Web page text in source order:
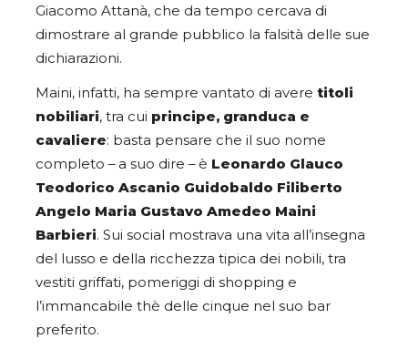
Giacomo Attanà, che da tempo cercava di
dimostrare al grande pubblico la falsità delle sue
dichiarazioni.
Maini, infatti, ha sempre vantato di avere titoli
nobiliari, tra cui principe, granduca e
cavaliere: basta pensare che il suo nome
completo – a suo dire – è Leonardo Glauco
Teodorico Ascanio Guidobaldo Filiberto
Angelo Maria Gustavo Amedeo Maini
Barbieri. Sui social mostrava una vita all’insegna
del lusso e della ricchezza tipica dei nobili, tra
vestiti griffati, pomeriggi di shopping e
l’immancabile thè delle cinque nel suo bar
preferito.